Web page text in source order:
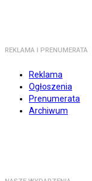
REKLAMA I PRENUMERATA
Reklama
Ogłoszenia
Prenumerata
Archiwum